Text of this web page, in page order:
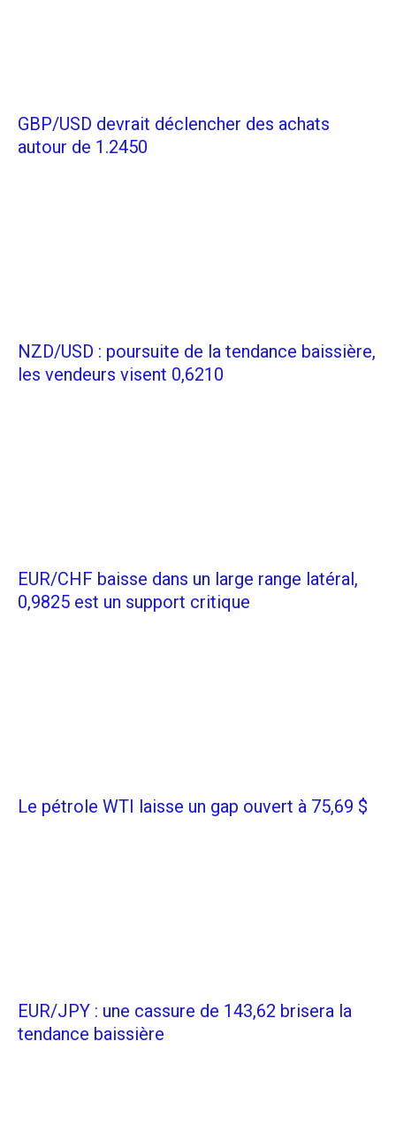
GBP/USD devrait déclencher des achats
autour de 1.2450
NZD/USD : poursuite de la tendance baissière,
les vendeurs visent 0,6210
EUR/CHF baisse dans un large range latéral,
0,9825 est un support critique
Le pétrole WTI laisse un gap ouvert à 75,69 $
EUR/JPY : une cassure de 143,62 brisera la
tendance baissière